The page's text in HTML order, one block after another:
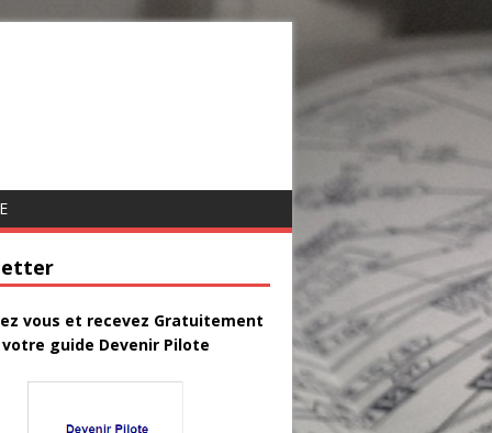
vous et recevez Gratuitement
votre guide Devenir Pilote